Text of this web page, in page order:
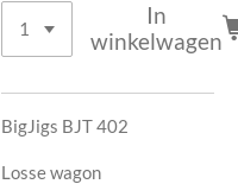
In
winkelwagen
BigJigs BJT 402
Losse wagon